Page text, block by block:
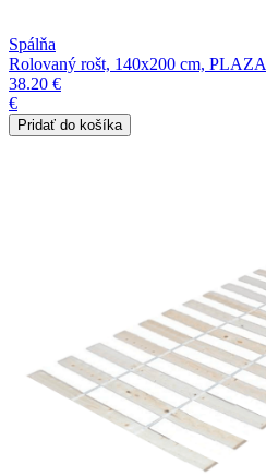
Spálňa
Rolovaný rošt, 140x200 cm, PLAZA
38.20 €
€